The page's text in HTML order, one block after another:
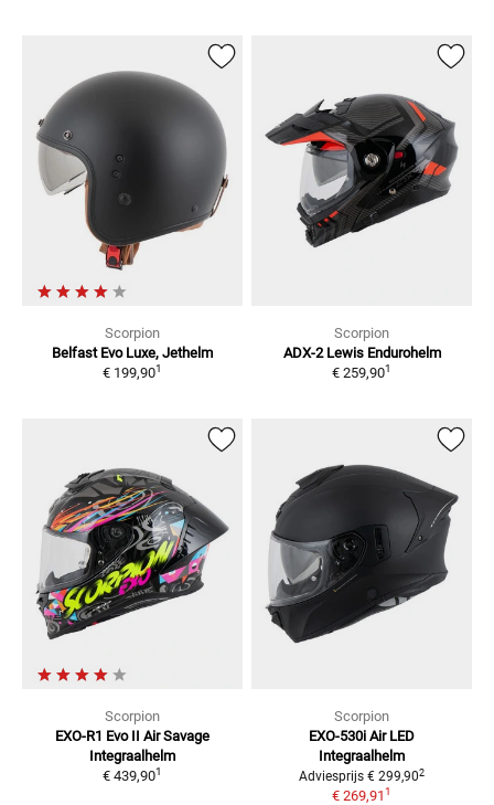
Scorpion
Belfast Evo Luxe, Jethelm
€ 199,901
Scorpion
ADX-2 Lewis Endurohelm
€ 259,901
Scorpion
EXO-R1 Evo II Air Savage
Integraalhelm
€ 439,901
Scorpion
EXO-530i Air LED
Integraalhelm
Adviesprijs € 299,902
€ 269,911